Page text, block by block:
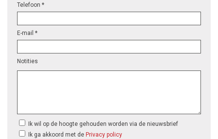
Telefoon *
E-mail *
Notities
Ik wil op de hoogte gehouden worden via de nieuwsbrief
Ik ga akkoord met de Privacy policy